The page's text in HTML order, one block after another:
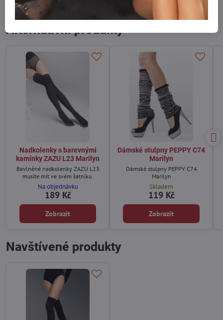
Facebook Reddit WhatsApp
Alternativní produkty
Nadkolenky s barevnými
kamínky ZAZU L23 Marilyn
Bavlněné nadkolenky ZAZU L23
musíte mít ve svém šatníku.
Na objednávku
189 Kč
Zobrazit
Dámské stulpny PEPPY C74
Marilyn
Dámské stulpny PEPPY C74
Marilyn
Skladem
119 Kč
Zobrazit
Navštívené produkty